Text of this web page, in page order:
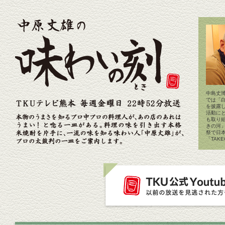
中島丈
では「
を披露
活動に
も取り
きの河
祭で日
「